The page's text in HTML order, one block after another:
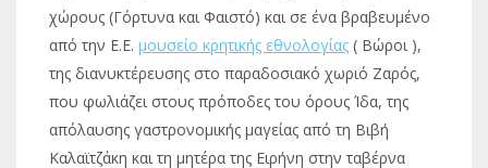
χώρους (Γόρτυνα και Φαιστό) και σε ένα βραβευμένο
από την Ε.Ε. μουσείο κρητικής εθνολογίας ( Βώροι ),
της διανυκτέρευσης στο παραδοσιακό χωριό Ζαρός,
που φωλιάζει στους πρόποδες του όρους Ίδα, της
απόλαυσης γαστρονομικής μαγείας από τη Βιβή
Καλαϊτζάκη και τη μητέρα της Ειρήνη στην ταβέρνα